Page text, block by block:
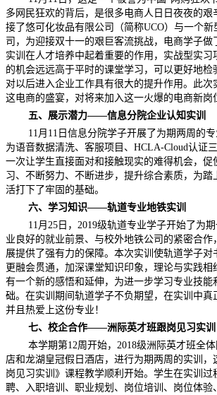
多网民狂欢的背后，是很多电商人日日夜夜的艰
接了悠可化妆品有限公司（简称UCO）与一个
司，为迎接双十一的艰巨客流挑战，电商学子做
实训在人才培养中起着重要的作用，实战型实习
的机会远远高于平时的课堂学习，可以更好地检
对以后进入企业工作具有很大的提升作用。此次
这电商的盛宴，对将来加入这一火爆的电商新岗
五、展示潜力——信息分院企业认知实训
11月11日信息分院学子开展了为期两周的
为语音数据清洗、客服项目、HCLA-Cloud认证
一次让学生直接面对和接触现实的难得机会，促
习、不断努力、不断进步，提升综合素质，为踏
活打下了牢固的基础。
六、学习知识——轨道专业地铁实训
11月25日，2019级轨道专业学子开始了为
业良好的就业前景、与校外地铁公司的紧密合作
展提供了强有力的保障。本次实训使轨道学子对
更融会贯通，加深课堂知识印象，理论与实践相
有一个新的感悟和延伸，为进一步学习专业技能
础。在实训期间轨道学子不负期望，在实训中真
并且热爱上这份专业！
七、校企合作——洲际英才班跟岗见习实训
本学期第12周开始，2018级洲际英才班全
店和龙湖皇冠假日酒店，进行为期两周的实训，
岗见习实训》课程教学顺利开始。学生在实训过
聘、入职培训、职业规划、岗位培训、岗位体验